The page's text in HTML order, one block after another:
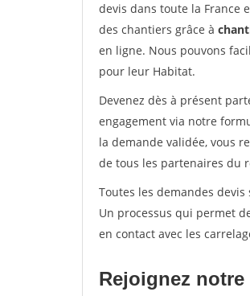
devis dans toute la France
des chantiers grâce à
en ligne. Nous pouvons
pour leur Habitat.
Devenez dès à présent
engagement via notre
la demande validée, vous
de tous les partenaires du
Toutes les demandes
Un processus qui permet
en contact avec les
Rejoignez